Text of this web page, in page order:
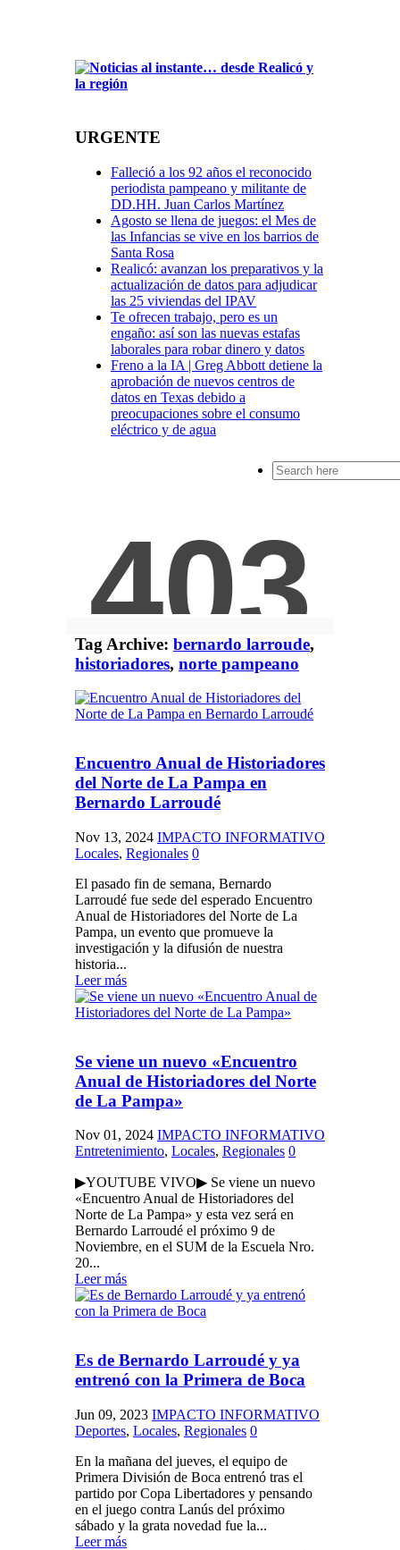
URGENTE
Falleció a los 92 años el reconocido
periodista pampeano y militante de
DD.HH. Juan Carlos Martínez
Agosto se llena de juegos: el Mes de
las Infancias se vive en los barrios de
Santa Rosa
Realicó: avanzan los preparativos y la
actualización de datos para adjudicar
las 25 viviendas del IPAV
Te ofrecen trabajo, pero es un
engaño: así son las nuevas estafas
laborales para robar dinero y datos
Freno a la IA | Greg Abbott detiene la
aprobación de nuevos centros de
datos en Texas debido a
preocupaciones sobre el consumo
eléctrico y de agua
Search
for:
Tag Archive: bernardo larroude,
historiadores, norte pampeano
Encuentro Anual de Historiadores
del Norte de La Pampa en
Bernardo Larroudé
Nov 13, 2024 IMPACTO INFORMATIVO
Locales, Regionales 0
El pasado fin de semana, Bernardo
Larroudé fue sede del esperado Encuentro
Anual de Historiadores del Norte de La
Pampa, un evento que promueve la
investigación y la difusión de nuestra
historia...
Leer más
Se viene un nuevo «Encuentro
Anual de Historiadores del Norte
de La Pampa»
Nov 01, 2024 IMPACTO INFORMATIVO
Entretenimiento, Locales, Regionales 0
▶YOUTUBE VIVO▶ Se viene un nuevo
«Encuentro Anual de Historiadores del
Norte de La Pampa» y esta vez será en
Bernardo Larroudé el próximo 9 de
Noviembre, en el SUM de la Escuela Nro.
20...
Leer más
Es de Bernardo Larroudé y ya
entrenó con la Primera de Boca
Jun 09, 2023 IMPACTO INFORMATIVO
Deportes, Locales, Regionales 0
En la mañana del jueves, el equipo de
Primera División de Boca entrenó tras el
partido por Copa Libertadores y pensando
en el juego contra Lanús del próximo
sábado y la grata novedad fue la...
Leer más